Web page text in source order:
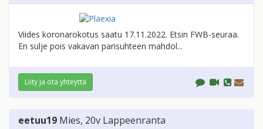
Viides koronarokotus saatu 17.11.2022. Etsin FWB-seuraa.
En sulje pois vakavan parisuhteen mahdol...
Liity ja ota yhteyttä
eetuu19 Mies, 20v Lappeenranta